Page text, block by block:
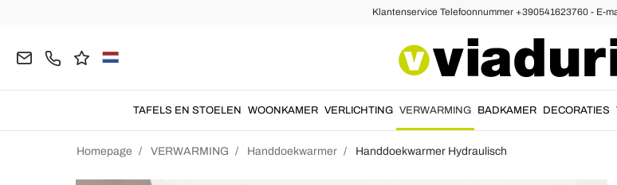
Klantenservice Telefoonnummer +390541623760 - E-
TAFELS EN STOELEN WOONKAMER VERLICHTING VERWARMING BADKAMER DECORATIES
Homepage VERWARMING Handdoekwarmer Handdoekwarmer Hydraulisch